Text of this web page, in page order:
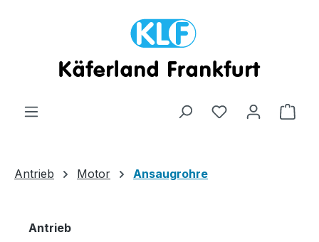
Zum Hauptinhalt springen
Antrieb Motor Ansaugrohre
Antrieb